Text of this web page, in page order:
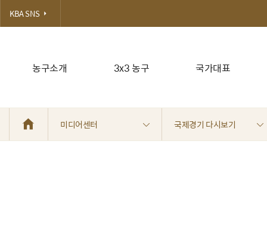
농구소개 3x3 농구 국가대표
KBA SNS
미디어센터 국제경기 다시보기